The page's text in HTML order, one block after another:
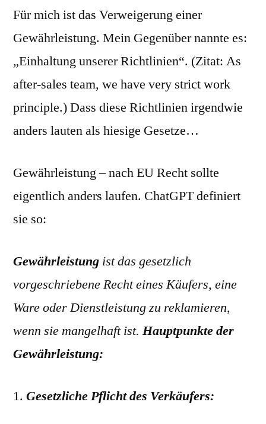
Für mich ist das Verweigerung einer
Gewährleistung. Mein Gegenüber nannte es:
„Einhaltung unserer Richtlinien“. (Zitat: As
after-sales team, we have very strict work
principle.) Dass diese Richtlinien irgendwie
anders lauten als hiesige Gesetze…
Gewährleistung – nach EU Recht sollte
eigentlich anders laufen. ChatGPT definiert
sie so:
Gewährleistung ist das gesetzlich
vorgeschriebene Recht eines Käufers, eine
Ware oder Dienstleistung zu reklamieren,
wenn sie mangelhaft ist. Hauptpunkte der
Gewährleistung:
Gesetzliche Pflicht des Verkäufers: